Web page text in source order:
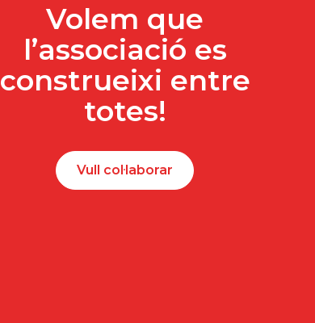
Volem que
l’associació es
construeixi entre
totes!
Vull col·laborar